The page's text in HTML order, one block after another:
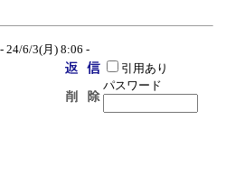
- 24/6/3(月) 8:06 -
引用あり
パスワード